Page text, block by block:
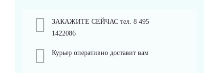
ЗАКАЖИТЕ СЕЙЧАС тел. 8 495
1422086
Курьер оперативно доставит вам